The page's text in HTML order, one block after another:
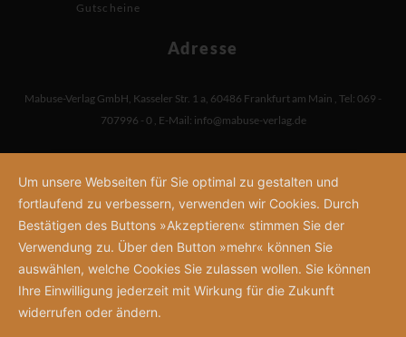
Gutscheine
Adresse
Mabuse-Verlag GmbH, Kasseler Str. 1 a, 60486 Frankfurt am Main , Tel: 069 -
707996 - 0 , E-Mail: info@mabuse-verlag.de
Um unsere Webseiten für Sie optimal zu gestalten und
fortlaufend zu verbessern, verwenden wir Cookies. Durch
Bestätigen des Buttons »Akzeptieren« stimmen Sie der
Verwendung zu. Über den Button »mehr« können Sie
auswählen, welche Cookies Sie zulassen wollen. Sie können
Ihre Einwilligung jederzeit mit Wirkung für die Zukunft
widerrufen oder ändern.